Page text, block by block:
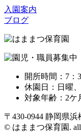
入園案内
ブログ
開所時間：7：
休園日：日曜
対象年齢：2ケ
〒430-0944 静岡県
© はままつ保育園. all